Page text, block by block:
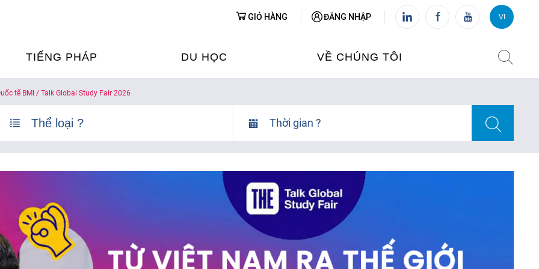
TIẾNG PHÁP
TIẾNG PHÁP
TIẾNG PHÁP NGAY TẠI
TIẾNG PHÁP
TÁC TIẾNG PHÁP
DU HỌC
FRANCE ALUMNI VIỆT NAM
VỀ CHÚNG TÔI
CHI NHÁNH: HUẾ
CHI NHÁNH: ĐÀ NẴNG
CHI NHÁNH: TPHCM
GIỎ HÀNG ĐĂNG NHẬP VI
VI FR
tế BMI / Talk Global Study Fair 2026
Thời gian ?